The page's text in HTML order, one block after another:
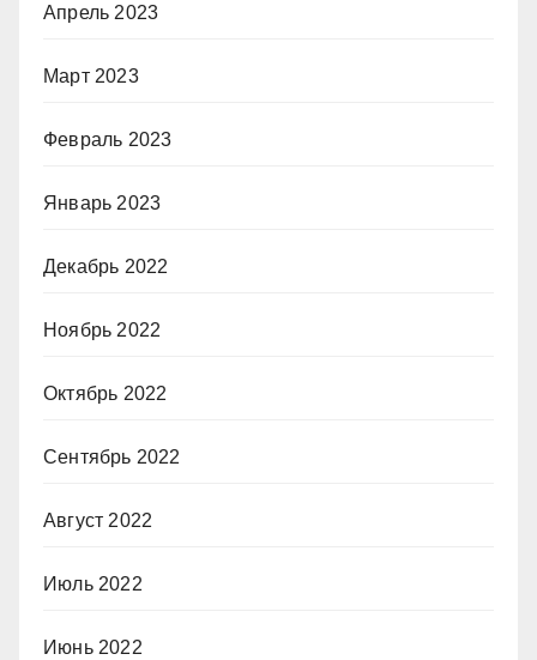
Апрель 2023
Март 2023
Февраль 2023
Январь 2023
Декабрь 2022
Ноябрь 2022
Октябрь 2022
Сентябрь 2022
Август 2022
Июль 2022
Июнь 2022